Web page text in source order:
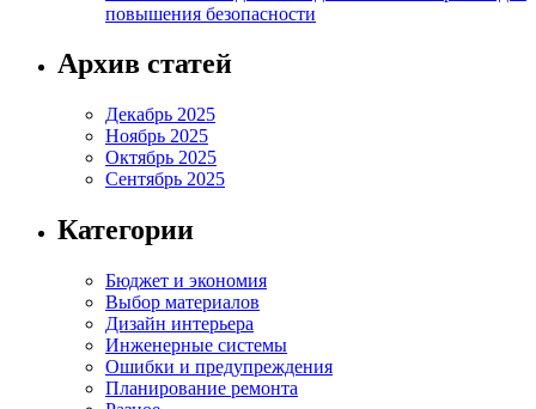
повышения безопасности
Архив статей
Декабрь 2025
Ноябрь 2025
Октябрь 2025
Сентябрь 2025
Категории
Бюджет и экономия
Выбор материалов
Дизайн интерьера
Инженерные системы
Ошибки и предупреждения
Планирование ремонта